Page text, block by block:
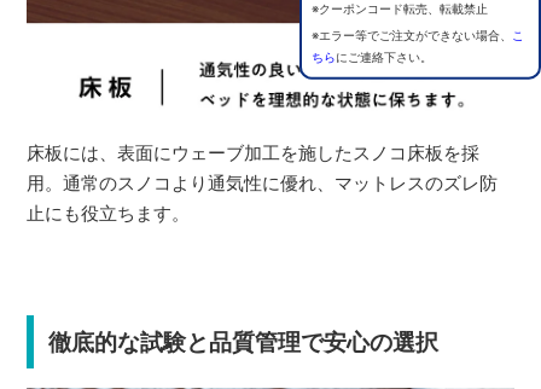
※クーポンコード転売、転載禁止
※エラー等でご注文ができない場合、
こ
ちらにご連絡下さい。
床板には、表面にウェーブ加工を施したスノコ床板を採
用。通常のスノコより通気性に優れ、マットレスのズレ防
止にも役立ちます。
徹底的な試験と品質管理で安心の選択